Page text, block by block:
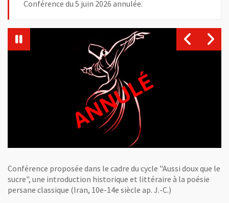
Conférence du 5 juin 2026 annulée.
Conférence proposée dans le cadre du cycle "Aussi doux que le
sucre", une introduction historique et littéraire à la poésie
persane classique (Iran, 10e-14e siècle ap. J.-C.)